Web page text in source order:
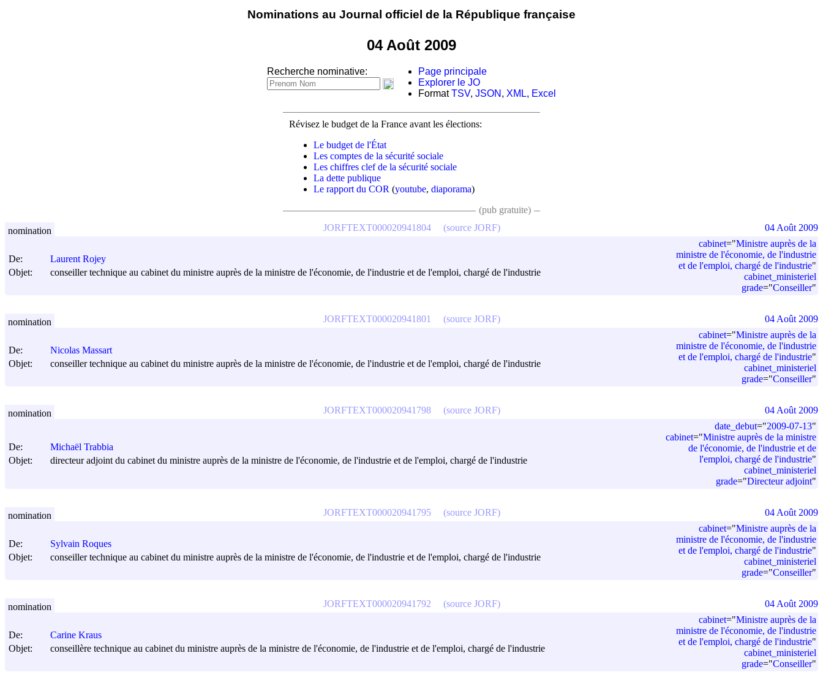
Nominations au Journal officiel de la République française
04 Août 2009
Recherche nominative:
Page principale
Explorer le JO
FormatTSV, JSON , XML, Excel
Révisez le budget de la France avant les élections:
Le budget de l'État
Les comptes de la sécurité sociale
Les chiffres clef de la sécurité sociale
La dette publique
Le rapport du COR (youtube, diaporama)
(pub gratuite)
De:
Laurent Rojey
Objet:
conseiller technique au cabinet du ministre auprès de la ministre de l'économie, de l'industrie et de l'emploi, chargé de l'industrie
cabinet="Ministre auprès de la
ministre de l'économie, de l'industrie
et de l'emploi, chargé de l'industrie"
cabinet_ministeriel
grade="Conseiller"
JORFTEXT000020941804 (source JORF)
nomination 04 Août 2009
De:
Nicolas Massart
Objet:
conseiller technique au cabinet du ministre auprès de la ministre de l'économie, de l'industrie et de l'emploi, chargé de l'industrie
cabinet="Ministre auprès de la
ministre de l'économie, de l'industrie
et de l'emploi, chargé de l'industrie"
cabinet_ministeriel
grade="Conseiller"
JORFTEXT000020941801 (source JORF)
nomination 04 Août 2009
De:
Michaël Trabbia
Objet:
directeur adjoint du cabinet du ministre auprès de la ministre de l'économie, de l'industrie et de l'emploi, chargé de l'industrie
date_debut="2009-07-13"
cabinet="Ministre auprès de la ministre
de l'économie, de l'industrie et de
l'emploi, chargé de l'industrie"
cabinet_ministeriel
grade="Directeur adjoint"
JORFTEXT000020941798 (source JORF)
nomination 04 Août 2009
De:
Sylvain Roques
Objet:
conseiller technique au cabinet du ministre auprès de la ministre de l'économie, de l'industrie et de l'emploi, chargé de l'industrie
cabinet="Ministre auprès de la
ministre de l'économie, de l'industrie
et de l'emploi, chargé de l'industrie"
cabinet_ministeriel
grade="Conseiller"
JORFTEXT000020941795 (source JORF)
nomination 04 Août 2009
De:
Carine Kraus
Objet:
conseillère technique au cabinet du ministre auprès de la ministre de l'économie, de l'industrie et de l'emploi, chargé de l'industrie
cabinet="Ministre auprès de la
ministre de l'économie, de l'industrie
et de l'emploi, chargé de l'industrie"
cabinet_ministeriel
grade="Conseiller"
JORFTEXT000020941792 (source JORF)
nomination 04 Août 2009